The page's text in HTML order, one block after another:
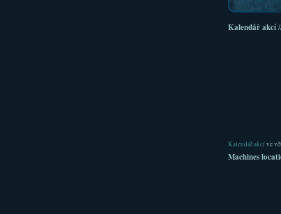
Kalendář akcí
Kalendář akcíve
Machines